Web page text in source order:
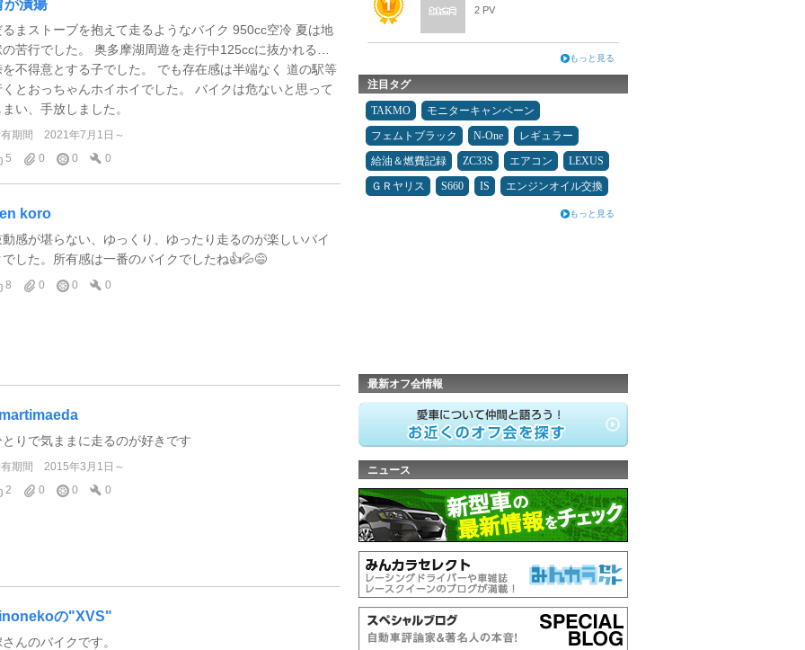
が潰瘍
るまストーブを抱えて走るようなバイク 950cc空冷 夏は地
の苦行でした。 奥多摩湖周遊を走行中125ccに抜かれる…
を不得意とする子でした。 でも存在感は半端なく 道の駅等
くとおっちゃんホイホイでした。 バイクは危ないと思って
い、手放しました。
期間
2021年7月1日～
5
0 0 0
koro
動感が堪らない、ゆっくり、ゆったり走るのが楽しいバイ
でした。所有感は一番のバイクでしたね👍💦😅
8 0 0 0
とりで気ままに走るのが好きです
期間
2015年3月1日～
2
0 0 0
の"XVS"
んのバイクです。
2 PV
もっと見る
注目タグ
TAKMO
モニターキャンペーン
フェムトブラック
N-One
レギュラー
給油＆燃費記録
ZC33S エアコン
LEXUS
ＧＲヤリス
S660 IS エンジンオイル交換
もっと見る
最新オフ会情報
ニュース